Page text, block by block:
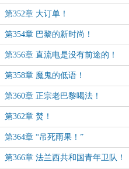
加更2）
第352章 大订单！
第354章 巴黎的新时尚！
第356章 直流电是没有前途的！
第358章 魔鬼的低语！
第360章 正宗老巴黎喝法！
第362章 焚！
第364章 “吊死雨果！”
第366章 法兰西共和国青年卫队！